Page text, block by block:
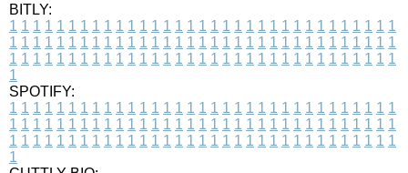
BITLY:
1 1 1 1 1 1 1 1 1 1 1 1 1 1 1 1 1 1 1 1 1 1 1 1 1 1 1 1 1 1 1 1 1
1 1 1 1 1 1 1 1 1 1 1 1 1 1 1 1 1 1 1 1 1 1 1 1 1 1 1 1 1 1 1 1 1
1 1 1 1 1 1 1 1 1 1 1 1 1 1 1 1 1 1 1 1 1 1 1 1 1 1 1 1 1 1 1 1 1
1
SPOTIFY:
1 1 1 1 1 1 1 1 1 1 1 1 1 1 1 1 1 1 1 1 1 1 1 1 1 1 1 1 1 1 1 1 1
1 1 1 1 1 1 1 1 1 1 1 1 1 1 1 1 1 1 1 1 1 1 1 1 1 1 1 1 1 1 1 1 1
1 1 1 1 1 1 1 1 1 1 1 1 1 1 1 1 1 1 1 1 1 1 1 1 1 1 1 1 1 1 1 1 1
1